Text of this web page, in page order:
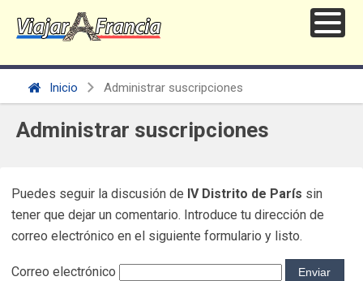
Inicio Administrar suscripciones
Administrar suscripciones
Puedes seguir la discusión de IV Distrito de París sin
tener que dejar un comentario. Introduce tu dirección de
correo electrónico en el siguiente formulario y listo.
Correo electrónico